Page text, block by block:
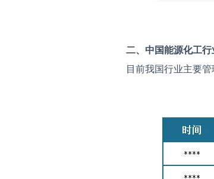
二、中国能源化工行
目前我国行业主要